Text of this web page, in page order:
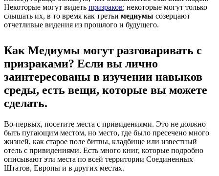
Некоторые могут видеть призраков; некоторые могут только
слышать их, в то время как третьи медиумы созерцают
отчетливые видения из прошлого и будущего.
Как Медиумы могут разговаривать с
призраками? Если вы лично
заинтересованы в изучении навыков
среды, есть вещи, которые вы можете
сделать.
Во-первых, посетите места с привидениями. Это не должно
быть пугающим местом, но место, где было пресечено много
жизней, как старое поле битвы, кладбище или известный
отель с привидениями. Есть много книг, которые подробно
описывают эти места по всей территории Соединенных
Штатов, Европы и в других местах.